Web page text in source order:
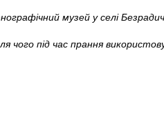
музей у селі
чого під час прання